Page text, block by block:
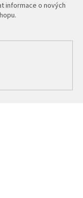
informace o nových